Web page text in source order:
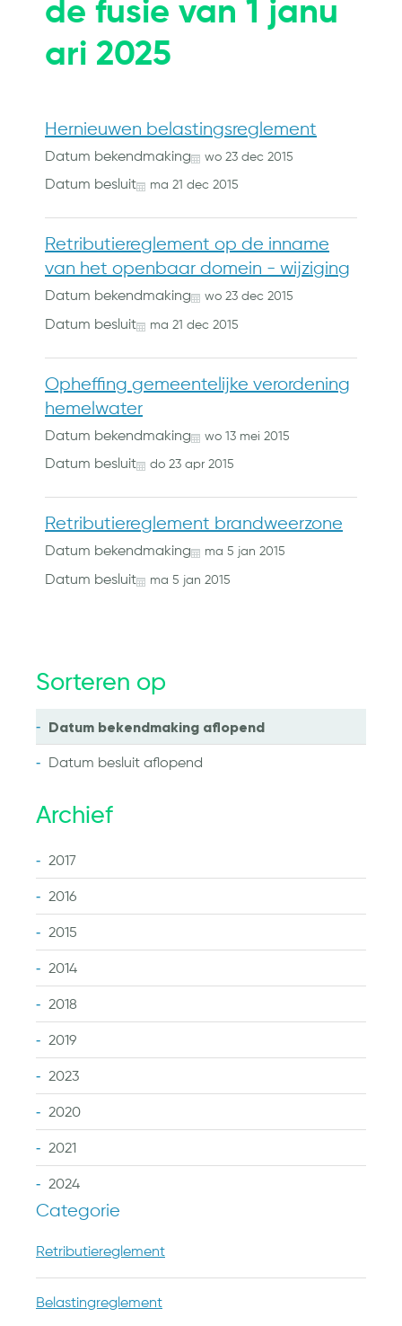
de fusie van 1 janu
ari 2025
Hernieuwen belastingsreglement
Datum bekendmaking wo 23 dec 2015
Datum besluit ma 21 dec 2015
Retributiereglement op de inname
van het openbaar domein - wijziging
Datum bekendmaking wo 23 dec 2015
Datum besluit ma 21 dec 2015
Opheffing gemeentelijke verordening
hemelwater
Datum bekendmaking wo 13 mei 2015
Datum besluit do 23 apr 2015
Retributiereglement brandweerzone
Datum bekendmaking ma 5 jan 2015
Datum besluit ma 5 jan 2015
Sorteren op
Datum bekendmaking aflopend
Datum besluit aflopend
Archief
2017
2016
2015
2014
2018
2019
2023
2020
2021
2024
Categorie
Retributiereglement
Belastingreglement